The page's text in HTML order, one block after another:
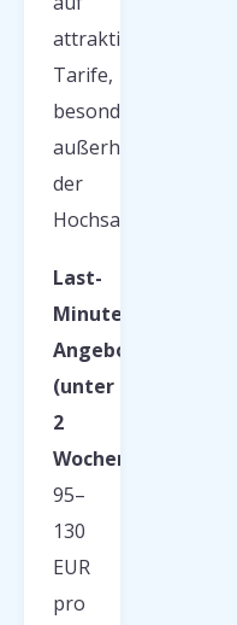
attraktive
Tarife,
besonders
außerhalb
der
Hochsaison.
Last-
Minute-
Angebote
(unter
2
Wochen):
95–
130
EUR
pro